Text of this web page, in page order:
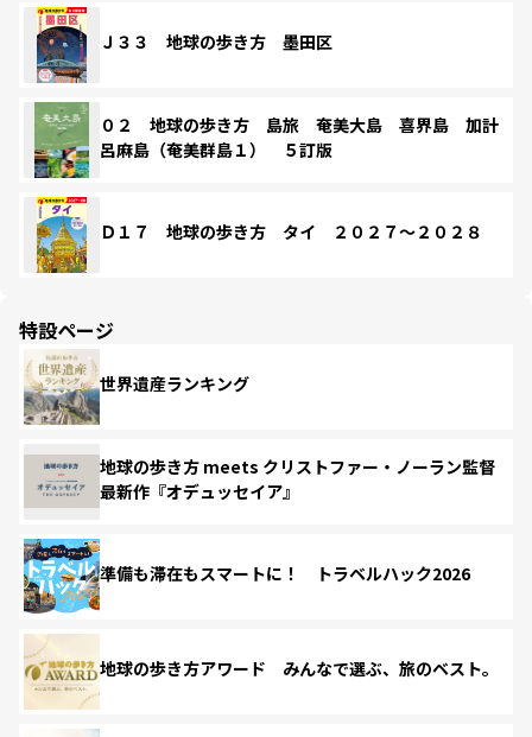
Ｊ３３ 地球の歩き方 墨田区
０２ 地球の歩き方 島旅 奄美大島 喜界島 加計
呂麻島（奄美群島１） ５訂版
Ｄ１７ 地球の歩き方 タイ ２０２７～２０２８
特設ページ
世界遺産ランキング
地球の歩き方 meets クリストファー・ノーラン監督
最新作『オデュッセイア』
準備も滞在もスマートに！ トラベルハック2026
地球の歩き方アワード みんなで選ぶ、旅のベスト。